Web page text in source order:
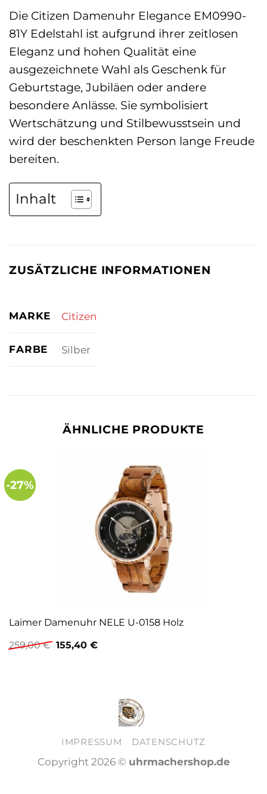
Die Citizen Damenuhr Elegance EM0990-
81Y Edelstahl ist aufgrund ihrer zeitlosen
Eleganz und hohen Qualität eine
ausgezeichnete Wahl als Geschenk für
Geburtstage, Jubiläen oder andere
besondere Anlässe. Sie symbolisiert
Wertschätzung und Stilbewusstsein und
wird der beschenkten Person lange Freude
bereiten.
Inhalt
ZUSÄTZLICHE INFORMATIONEN
MARKE Citizen
FARBE Silber
ÄHNLICHE PRODUKTE
-27%
Laimer Damenuhr NELE U-0158 Holz
259,00€ Ursprünglicher
Preis
155,40 €Aktueller
IMPRESSUM DATENSCHUTZ
Copyright 2026 © uhrmachershop.de